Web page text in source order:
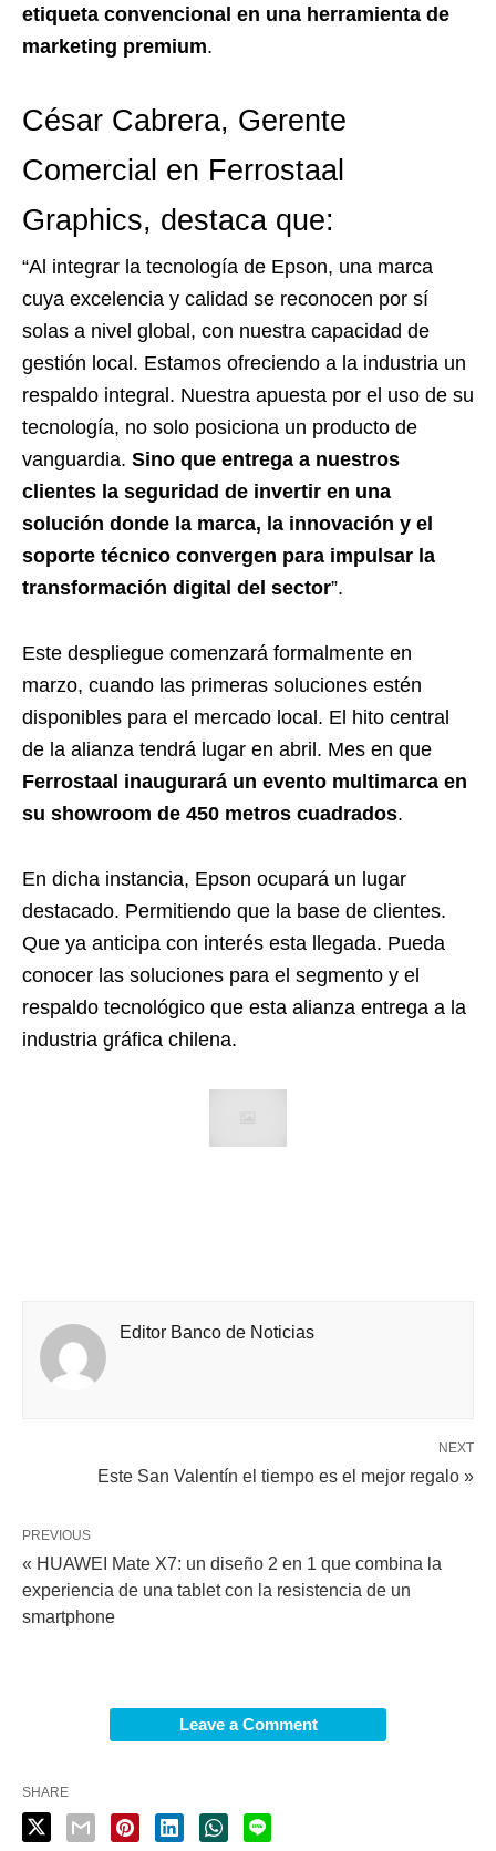
etiqueta convencional en una herramienta de
marketing premium.
César Cabrera, Gerente
Comercial en Ferrostaal
Graphics, destaca que:
“Al integrar la tecnología de Epson, una marca
cuya excelencia y calidad se reconocen por sí
solas a nivel global, con nuestra capacidad de
gestión local. Estamos ofreciendo a la industria un
respaldo integral. Nuestra apuesta por el uso de su
tecnología, no solo posiciona un producto de
vanguardia. Sino que entrega a nuestros
clientes la seguridad de invertir en una
solución donde la marca, la innovación y el
soporte técnico convergen para impulsar la
transformación digital del sector”.
Este despliegue comenzará formalmente en
marzo, cuando las primeras soluciones estén
disponibles para el mercado local. El hito central
de la alianza tendrá lugar en abril. Mes en que
Ferrostaal inaugurará un evento multimarca en
su showroom de 450 metros cuadrados.
En dicha instancia, Epson ocupará un lugar
destacado. Permitiendo que la base de clientes.
Que ya anticipa con interés esta llegada. Pueda
conocer las soluciones para el segmento y el
respaldo tecnológico que esta alianza entrega a la
industria gráfica chilena.
Editor Banco de Noticias
NEXT
Este San Valentín el tiempo es el mejor regalo »
PREVIOUS
« HUAWEI Mate X7: un diseño 2 en 1 que combina la
experiencia de una tablet con la resistencia de un
smartphone
Leave a Comment
SHARE